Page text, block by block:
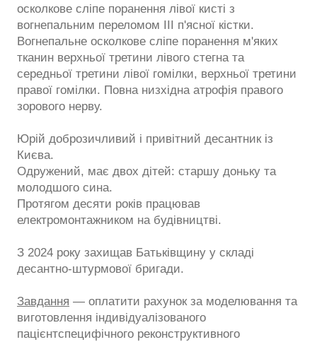
осколкове сліпе поранення лівої кисті з
вогнепальним переломом III п'ясної кістки.
Вогнепальне осколкове сліпе поранення м'яких
тканин верхньої третини лівого стегна та
середньої третини лівої гомілки, верхньої третини
правої гомілки. Повна низхідна атрофія правого
зорового нерву.
Юрій доброзичливий і привітний десантник із
Києва.
Одружений, має двох дітей: старшу доньку та
молодшого сина.
Протягом десяти років працював
електромонтажником на будівництві.
З 2024 року захищав Батьківщину у складі
десантно-штурмової бригади.
Завдання — оплатити рахунок за моделювання та
виготовлення індивідуалізованого
пацієнтспецифічного реконструктивного